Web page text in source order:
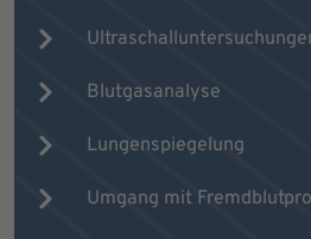
Blutgasanalyse
Lungenspiegelung
Umgang mit